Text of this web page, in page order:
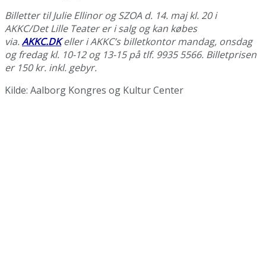
Billetter til Julie Ellinor og SZOA d. 14. maj kl. 20 i
AKKC/Det Lille Teater er i salg og kan købes
via.AKKC.DKeller i AKKC’s billetkontor mandag, onsdag
og fredag kl. 10-12 og 13-15 på tlf. 9935 5566. Billetprisen
er 150 kr. inkl. gebyr.
Kilde: Aalborg Kongres og Kultur Center